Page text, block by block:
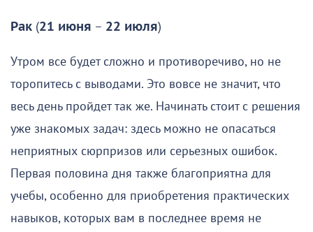
Рак (21 июня – 22 июля)
Утром все будет сложно и противоречиво, но не
торопитесь с выводами. Это вовсе не значит, что
весь день пройдет так же. Начинать стоит с решения
уже знакомых задач: здесь можно не опасаться
неприятных сюрпризов или серьезных ошибок.
Первая половина дня также благоприятна для
учебы, особенно для приобретения практических
навыков, которых вам в последнее время не